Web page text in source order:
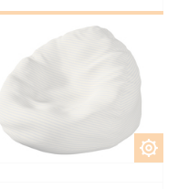
PERSONALIZAȚI